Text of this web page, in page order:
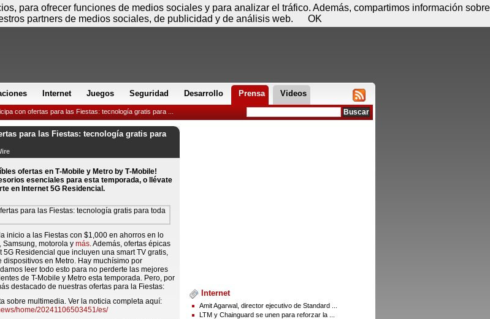
Internet Juegos Seguridad Desarrollo Prensa Videos
con ofertas para las Fiestas: tecnología gratis para ...
para las Fiestas: tecnología gratis para
ofertas en T‑Mobile y Metro by T‑Mobile!
esenciales para esta temporada, o llévate
en Internet 5G Residencial.
inicio a las Fiestas con $1,000 en ahorros en lo
motorola y más. Además, ofertas épicas
Residencial que incluyen una smart TV gratis,
en Metro. Hay muchísimo por
leer todo esto para no perderte las mejores
de T-Mobile y Metro esta temporada. Pero, por
destacado de nuestras ofertas para la Fiestas:
sobre multimedia. Ver la noticia completa aquí:
home/20241106503451/es/
Internet
Amit Agarwal, director ejecutivo de Standard ...
LTM y Chainguard se unen para reforzar la ...
Viernes 07 de agosto - 05:29 Registrar Conectar
para ofrecer funciones de medios sociales y para analizar el tráfico. Además, compartimos información sobre
partners de medios sociales, de publicidad y de análisis web.
OK